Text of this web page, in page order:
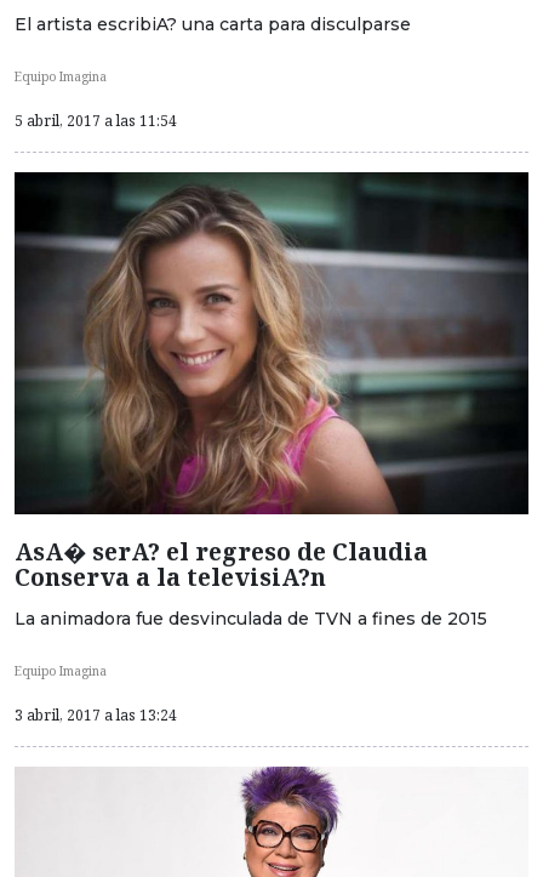
El artista escribiA? una carta para disculparse
Equipo Imagina
5 abril, 2017 a las 11:54
AsA� serA? el regreso de Claudia
Conserva a la televisiA?n
La animadora fue desvinculada de TVN a fines de 2015
Equipo Imagina
3 abril, 2017 a las 13:24